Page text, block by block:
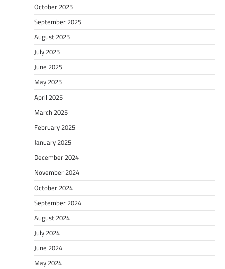
October 2025
September 2025
August 2025
July 2025
June 2025
May 2025
April 2025
March 2025
February 2025
January 2025
December 2024
November 2024
October 2024
September 2024
August 2024
July 2024
June 2024
May 2024